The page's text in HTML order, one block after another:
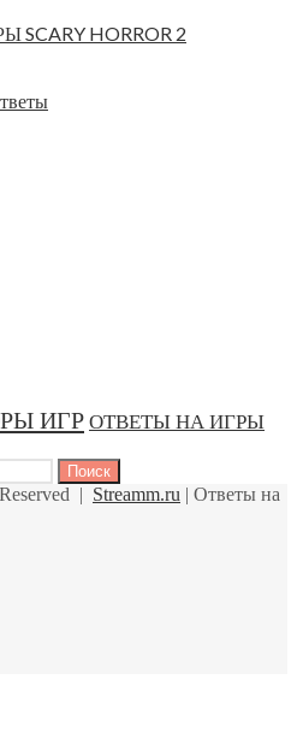
HORROR 2
ИГР ОТВЕТЫ НА ИГРЫ
| Streamm.ru | Ответы на